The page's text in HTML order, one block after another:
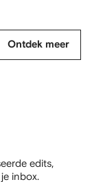
Ontdek meer
edits,
inbox.